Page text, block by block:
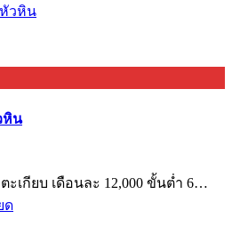
หิน
ะเกียบ เดือนละ 12,000 ขั้นต่ำ 6…
ด